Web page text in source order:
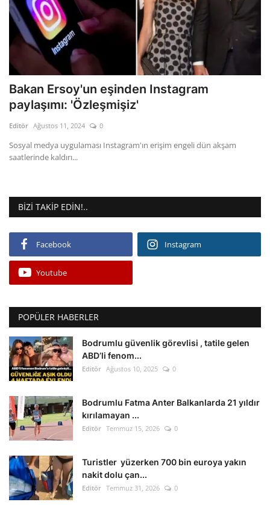
Bodrum Nöbetçi Eczaneler
Köşe Yazarları
Spor
Kültür Sanat Tarih
Sağlık
Gündem
Dünya
Bakan Ersoy'un eşinden Instagram
paylaşımı: 'Özleşmişiz'
Editör Ağustos 11, 2024 0
Sosyal medya uygulaması Instagram'ın erişim engeli dün akşam
saatlerinde kaldırı...
BIZI TAKIP EDIN!..
Facebook Instagram
Youtube
POPÜLER HABERLER
Bodrumlu güvenlik görevlisi , tatile gelen
ABD’li fenom...
Editör Ağustos 10, 2025 0
Bodrumlu Fatma Anter Balkanlarda 21 yıldır
kırılamayan ...
Editör Temmuz 15, 2026 0
Turistler yüzerken 700 bin euroya yakın
nakit dolu çan...
Editör Temmuz 31, 2026 0